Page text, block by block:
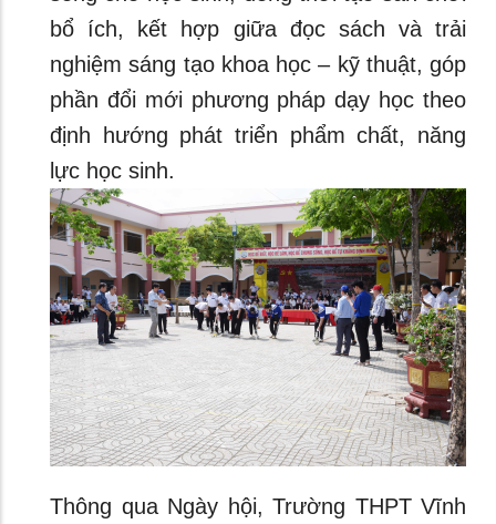
bổ ích, kết hợp giữa đọc sách và trải
nghiệm sáng tạo khoa học – kỹ thuật, góp
phần đổi mới phương pháp dạy học theo
định hướng phát triển phẩm chất, năng
lực học sinh.
Thông qua Ngày hội, Trường THPT Vĩnh